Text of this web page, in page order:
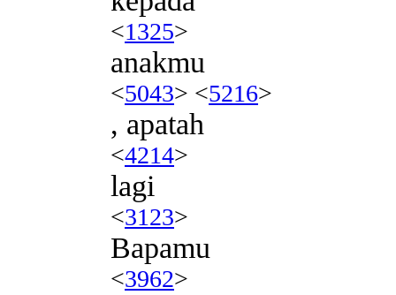
<1325>
anakmu
<5043> <5216>
, apatah
<4214>
lagi
<3123>
Bapamu
<3962>